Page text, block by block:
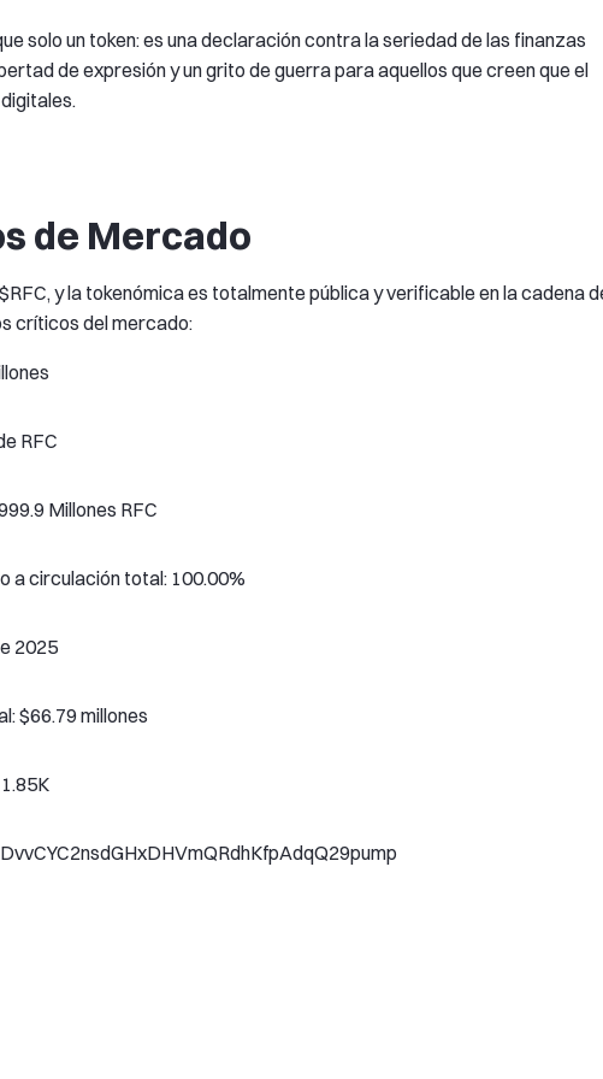
solo un token: es una declaración contra la seriedad de las finanzas
de expresión y un grito de guerra para aquellos que creen que el
de Mercado
y la tokenómica es totalmente pública y verificable en la cadena
críticos del mercado:
RFC
Millones RFC
a circulación total: 100.00%
2025
$66.79 millones